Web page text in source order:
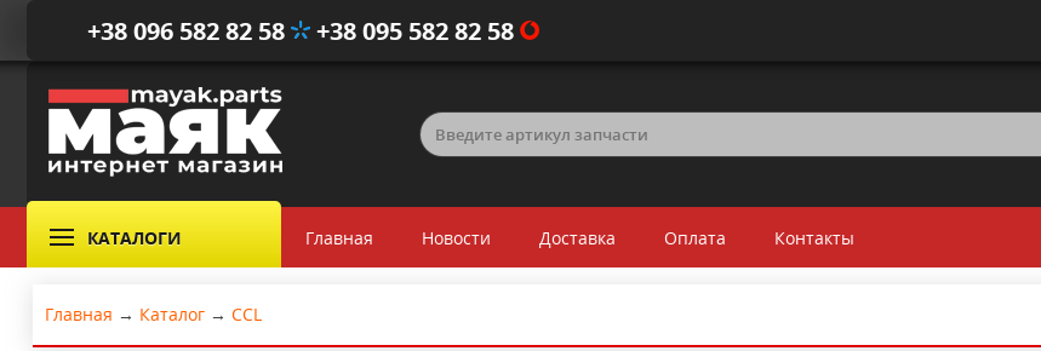
+38 096 582 82 58 +38 095 582 82 58
КАТАЛОГИ Главная Новости Доставка Оплата Контакты
Главная → Каталог → CCL